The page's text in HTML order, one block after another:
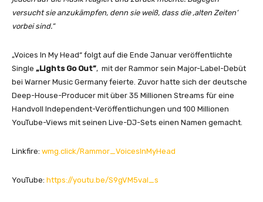
versucht sie anzukämpfen, denn sie weiß, dass die ‚alten Zeiten‘
vorbei sind.“
„Voices In My Head“ folgt auf die Ende Januar veröffentlichte
Single „Lights Go Out”, mit der Rammor sein Major-Label-Debüt
bei Warner Music Germany feierte. Zuvor hatte sich der deutsche
Deep-House-Producer mit über 35 Millionen Streams für eine
Handvoll Independent-Veröffentlichungen und 100 Millionen
YouTube-Views mit seinen Live-DJ-Sets einen Namen gemacht.
Linkfire: wmg.click/Rammor_VoicesInMyHead
YouTube: https://youtu.be/S9gVM5val_s